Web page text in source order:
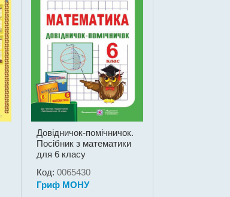
Довідничок-помічничок.
Посібник з математики
для 6 класу
Код: 0065430
Гриф МОНУ